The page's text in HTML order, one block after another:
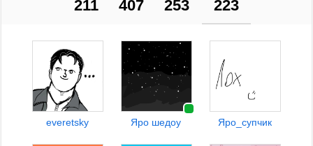
211 407 253 223
everetsky Яро шедоу Яро_супчик